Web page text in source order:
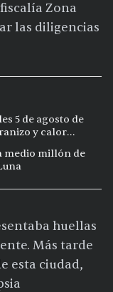
Zona
las diligencias
5 de agosto de
y calor
medio millón de
huellas
Más tarde
esta ciudad,